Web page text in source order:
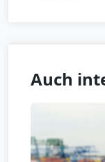
Auch